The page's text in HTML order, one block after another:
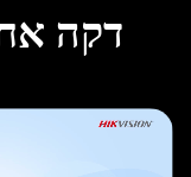
דקה